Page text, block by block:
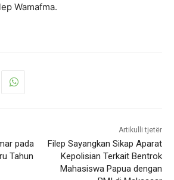
Wamafma.
pada
Tahun
Artikulli tjetër
Filep Sayangkan Sikap Aparat
Kepolisian Terkait Bentrok
Mahasiswa Papua dengan